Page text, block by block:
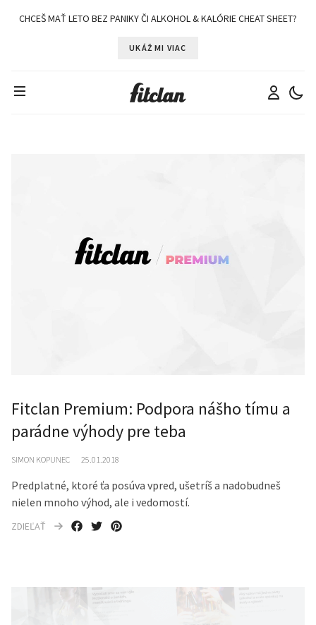
CHCEŠ MAŤ LETO BEZ PANIKY ČI ALKOHOL & KALÓRIE CHEAT SHEET?
UKÁŽ MI VIAC
Fitclan Premium: Podpora nášho tímu a
parádne výhody pre teba
SIMON KOPUNEC 25.01.2018
Predplatné, ktoré ťa posúva vpred, ušetríš a nadobudneš
nielen mnoho výhod, ale i vedomostí.
ZDIEĽAŤ